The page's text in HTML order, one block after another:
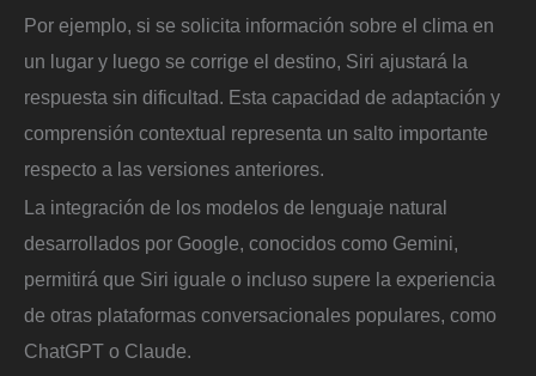
Por ejemplo, si se solicita información sobre el clima en
un lugar y luego se corrige el destino, Siri ajustará la
respuesta sin dificultad. Esta capacidad de adaptación y
comprensión contextual representa un salto importante
respecto a las versiones anteriores.
La integración de los modelos de lenguaje natural
desarrollados por Google, conocidos como Gemini,
permitirá que Siri iguale o incluso supere la experiencia
de otras plataformas conversacionales populares, como
ChatGPT o Claude.